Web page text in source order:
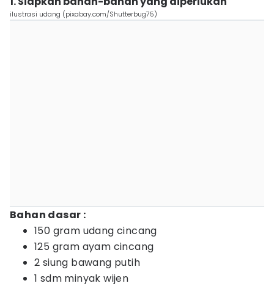
ilustrasi udang (pixabay.com/Shutterbug75)
Bahan dasar :
150 gram udang cincang
125 gram ayam cincang
2 siung bawang putih
1 sdm minyak wijen